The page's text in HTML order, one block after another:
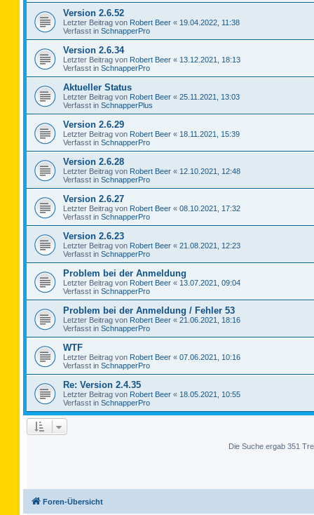
Version 2.6.52
Letzter Beitrag von Robert Beer « 19.04.2022, 11:38
Verfasst in SchnapperPro
Version 2.6.34
Letzter Beitrag von Robert Beer « 13.12.2021, 18:13
Verfasst in SchnapperPro
Aktueller Status
Letzter Beitrag von Robert Beer « 25.11.2021, 13:03
Verfasst in SchnapperPlus
Version 2.6.29
Letzter Beitrag von Robert Beer « 18.11.2021, 15:39
Verfasst in SchnapperPro
Version 2.6.28
Letzter Beitrag von Robert Beer « 12.10.2021, 12:48
Verfasst in SchnapperPro
Version 2.6.27
Letzter Beitrag von Robert Beer « 08.10.2021, 17:32
Verfasst in SchnapperPro
Version 2.6.23
Letzter Beitrag von Robert Beer « 21.08.2021, 12:23
Verfasst in SchnapperPro
Problem bei der Anmeldung
Letzter Beitrag von Robert Beer « 13.07.2021, 09:04
Verfasst in SchnapperPro
Problem bei der Anmeldung / Fehler 53
Letzter Beitrag von Robert Beer « 21.06.2021, 18:16
Verfasst in SchnapperPro
WTF
Letzter Beitrag von Robert Beer « 07.06.2021, 10:16
Verfasst in SchnapperPro
Re: Version 2.4.35
Letzter Beitrag von Robert Beer « 18.05.2021, 10:55
Verfasst in SchnapperPro
Die Suche ergab 351
Foren-Übersicht